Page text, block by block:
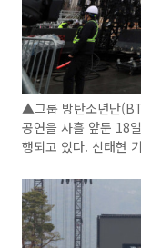
▲그룹 방탄소년단
공연을 사흘 앞둔 18
행되고 있다. 신태현